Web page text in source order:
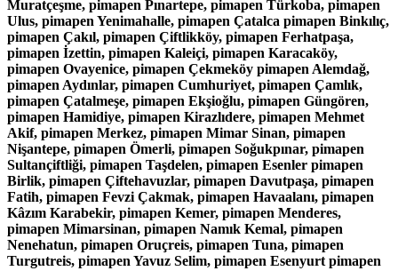
Muratçeşme, pimapen Pınartepe, pimapen Türkoba, pimapen
Ulus, pimapen Yenimahalle, pimapen Çatalca pimapen Binkılıç,
pimapen Çakıl, pimapen Çiftlikköy, pimapen Ferhatpaşa,
pimapen İzettin, pimapen Kaleiçi, pimapen Karacaköy,
pimapen Ovayenice, pimapen Çekmeköy pimapen Alemdağ,
pimapen Aydınlar, pimapen Cumhuriyet, pimapen Çamlık,
pimapen Çatalmeşe, pimapen Ekşioğlu, pimapen Güngören,
pimapen Hamidiye, pimapen Kirazlıdere, pimapen Mehmet
Akif, pimapen Merkez, pimapen Mimar Sinan, pimapen
Nişantepe, pimapen Ömerli, pimapen Soğukpınar, pimapen
Sultançiftliği, pimapen Taşdelen, pimapen Esenler pimapen
Birlik, pimapen Çiftehavuzlar, pimapen Davutpaşa, pimapen
Fatih, pimapen Fevzi Çakmak, pimapen Havaalanı, pimapen
Kâzım Karabekir, pimapen Kemer, pimapen Menderes,
pimapen Mimarsinan, pimapen Namık Kemal, pimapen
Nenehatun, pimapen Oruçreis, pimapen Tuna, pimapen
Turgutreis, pimapen Yavuz Selim, pimapen Esenyurt pimapen